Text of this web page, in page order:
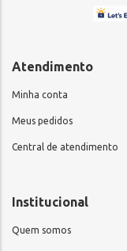
Atendimento
Minha conta
Meus pedidos
Central de atendimento
Institucional
Quem somos